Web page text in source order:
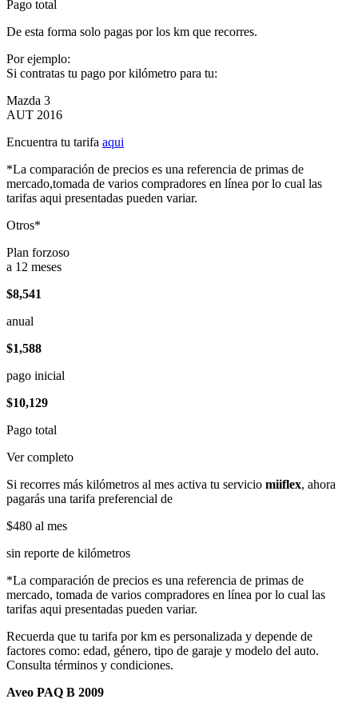
Pago total
De esta forma solo pagas por los km que recorres.
Por ejemplo:
Si contratas tu pago por kilómetro para tu:
Mazda 3
AUT 2016
Encuentra tu tarifa aqui
*La comparación de precios es una referencia de primas de
mercado,tomada de varios compradores en línea por lo cual las
tarifas aqui presentadas pueden variar.
Otros*
Plan forzoso
a 12 meses
$8,541
anual
$1,588
pago inicial
$10,129
Pago total
Ver completo
Si recorres más kilómetros al mes activa tu servicio miiflex, ahora
pagarás una tarifa preferencial de
$480 al mes
sin reporte de kilómetros
*La comparación de precios es una referencia de primas de
mercado, tomada de varios compradores en línea por lo cual las
tarifas aqui presentadas pueden variar.
Recuerda que tu tarifa por km es personalizada y depende de
factores como: edad, género, tipo de garaje y modelo del auto.
Consulta términos y condiciones.
Aveo PAQ B 2009